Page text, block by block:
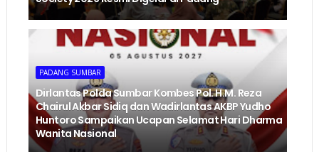
PADANG SUMBAR
Dirlantas Polda Sumbar Kombes Pol. H.M. Reza
Chairul Akbar Sidiq dan Wadirlantas AKBP Yudho
Huntoro Sampaikan Ucapan Selamat Hari Dharma
Wanita Nasional